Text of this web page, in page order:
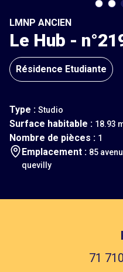
LMNP ANCIEN
Le Hub -
Résidence Etudiante
Type : Studio
Surface habitable : 18.93
Nombre de pièces : 1
Emplacement : 85
quevilly
71